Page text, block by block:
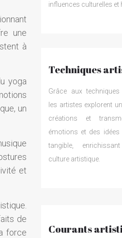
une
à
yoga
un
et
de
force
influences culturelles et
Techniques
Grâce aux techniques
les artistes explorent
créations et
émotions et des idées
tangible,
culture artistique.
Courants